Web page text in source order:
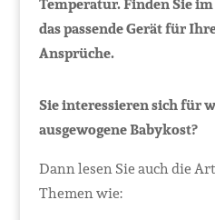
das passende Gerät für
Ansprüche.
Sie interessieren sich für
ausgewogene Babykost?
Dann lesen Sie auch die
Themen wie: